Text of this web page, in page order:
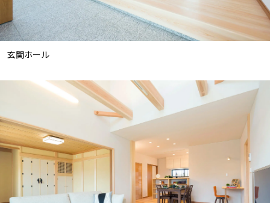
玄関ホール